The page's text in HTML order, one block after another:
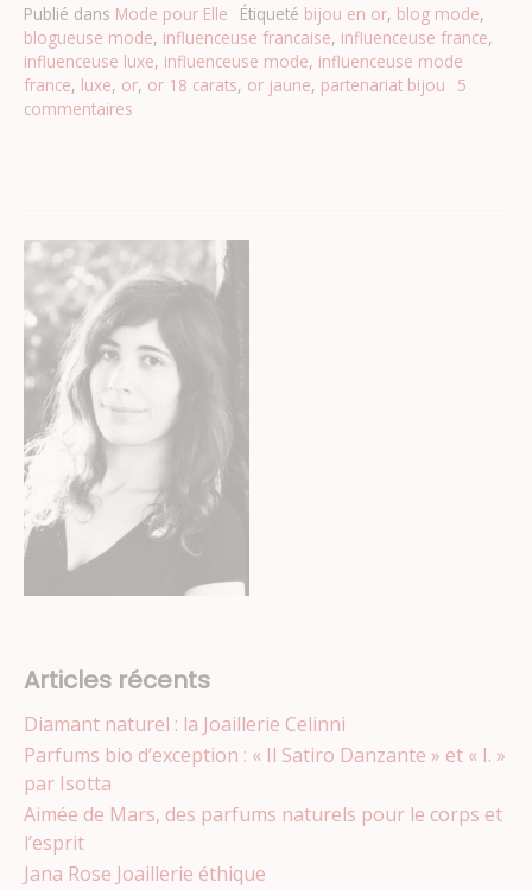
Publié dans Mode pour Elle Étiqueté bijou en or, blog mode,
blogueuse mode, influenceuse francaise, influenceuse france,
influenceuse luxe, influenceuse mode, influenceuse mode
france, luxe, or, or 18 carats, or jaune, partenariat bijou
5
commentaires
Bijouterie
Articles récents
Diamant naturel : la Joaillerie Celinni
Parfums bio d’exception : « Il Satiro Danzante » et « I. »
par Isotta
Aimée de Mars, des parfums naturels pour le corps et
l’esprit
Jana Rose Joaillerie éthique